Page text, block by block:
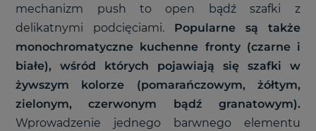
mechanizm push to open bądź szafki z
delikatnymi podcięciami. Popularne są także
monochromatyczne kuchenne fronty (czarne i
białe), wśród których pojawiają się szafki w
żywszym kolorze (pomarańczowym, żółtym,
zielonym, czerwonym bądź granatowym).
Wprowadzenie jednego barwnego elementu